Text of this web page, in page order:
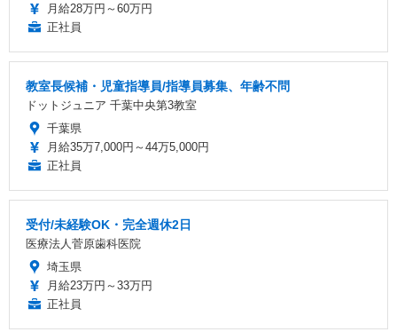
月給28万円～60万円
正社員
教室長候補・児童指導員/指導員募集、年齢不問
ドットジュニア 千葉中央第3教室
千葉県
月給35万7,000円～44万5,000円
正社員
受付/未経験OK・完全週休2日
医療法人菅原歯科医院
埼玉県
月給23万円～33万円
正社員